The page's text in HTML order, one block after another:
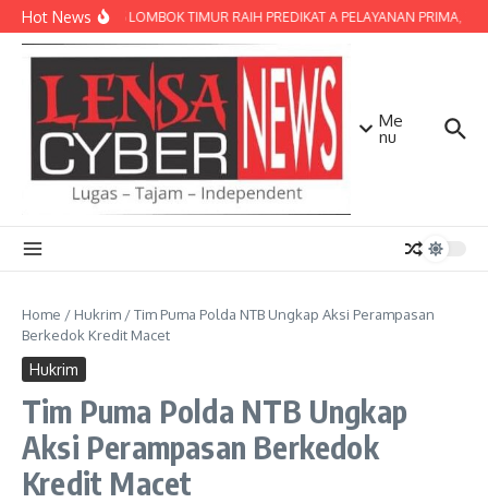
Lewati ke konten
Hot NewsPOLRES LOMBOK TIMUR RAIH PREDIKAT A PELAYANAN PRIMA,
Me
nu
Home / Hukrim /Tim Puma Polda NTB Ungkap Aksi Perampasan
Berkedok Kredit Macet
Hukrim
Tim Puma Polda NTB Ungkap
Aksi Perampasan Berkedok
Kredit Macet